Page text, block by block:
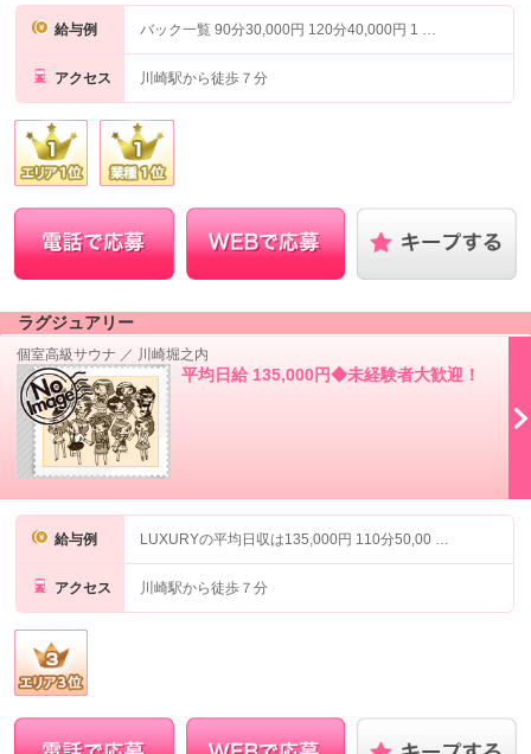
給与例 バック一覧 90分30,000円 120分40,000円 1 …
アクセス 川崎駅から徒歩７分
ラグジュアリー
個室高級サウナ ／ 川崎堀之内
平均日給 135,000円◆未経験者大歓迎！
給与例 LUXURYの平均日収は135,000円 110分50,00 …
アクセス 川崎駅から徒歩７分